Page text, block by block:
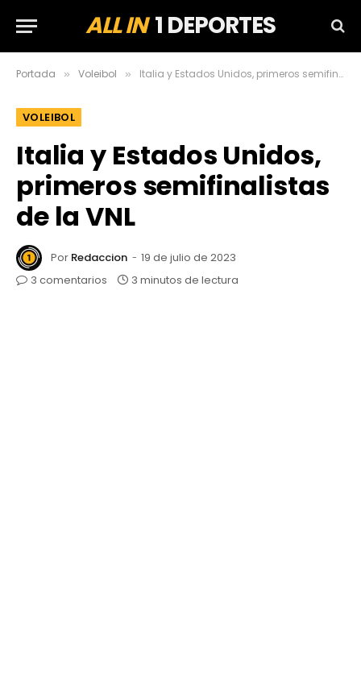
ALL IN1 DEPORTES
Portada » Voleibol » Italia y Estados Unidos, primeros semifinalistas de la VNL
VOLEIBOL
Italia y Estados Unidos,
primeros semifinalistas
de la VNL
Por Redaccion
19 de julio de 2023
3 comentarios
3 minutos de lectura